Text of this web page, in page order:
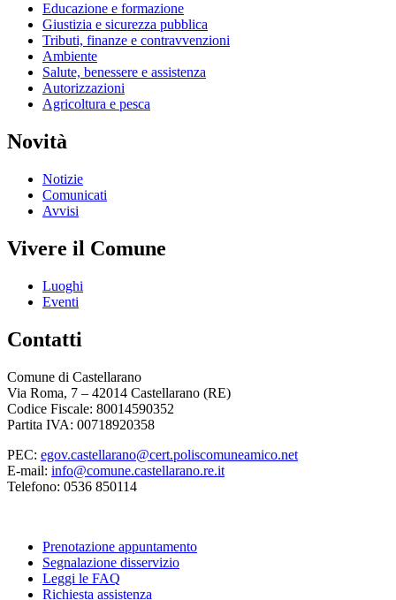
Educazione e formazione
Giustizia e sicurezza pubblica
Tributi, finanze e contravvenzioni
Ambiente
Salute, benessere e assistenza
Autorizzazioni
Agricoltura e pesca
Novità
Notizie
Comunicati
Avvisi
Vivere il Comune
Luoghi
Eventi
Contatti
Comune di Castellarano
Via Roma, 7 – 42014 Castellarano (RE)
Codice Fiscale: 80014590352
Partita IVA: 00718920358
PEC: egov.castellarano@cert.poliscomuneamico.net
E-mail: info@comune.castellarano.re.it
Telefono: 0536 850114
Prenotazione appuntamento
Segnalazione disservizio
Leggi le FAQ
Richiesta assistenza